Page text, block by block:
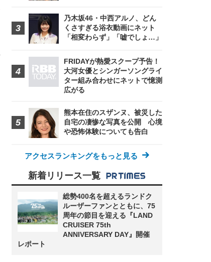
乃木坂46・中西アルノ、どん
くさすぎる浴衣動画にネット
「相変わらず」「嘘でしょ…」
FRIDAYが熱愛スクープ予告！
大河女優とシンガーソングライ
ター組み合わせにネットで憶測
広がる
熊本在住のスザンヌ、被災した
自宅の凄惨な写真を公開 心境
や恐怖体験についても告白
アクセスランキングをもっと見る
新着リリース一覧
総勢400名を超えるランドク
ルーザーファンとともに、75
周年の節目を迎える『LAND
CRUISER 75th
ANNIVERSARY DAY』開催
レポート